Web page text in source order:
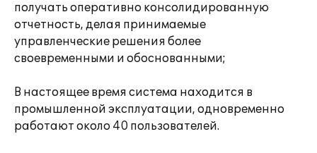
получать оперативно консолидированную
отчетность, делая принимаемые
управленческие решения более
своевременными и обоснованными;
В настоящее время система находится в
промышленной эксплуатации, одновременно
работают около 40 пользователей.